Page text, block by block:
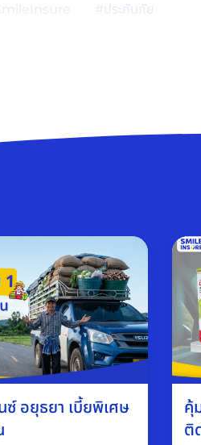
#ประกันภัย
อยุธยา เบี้ยพิเศษ
คุ้
ติ